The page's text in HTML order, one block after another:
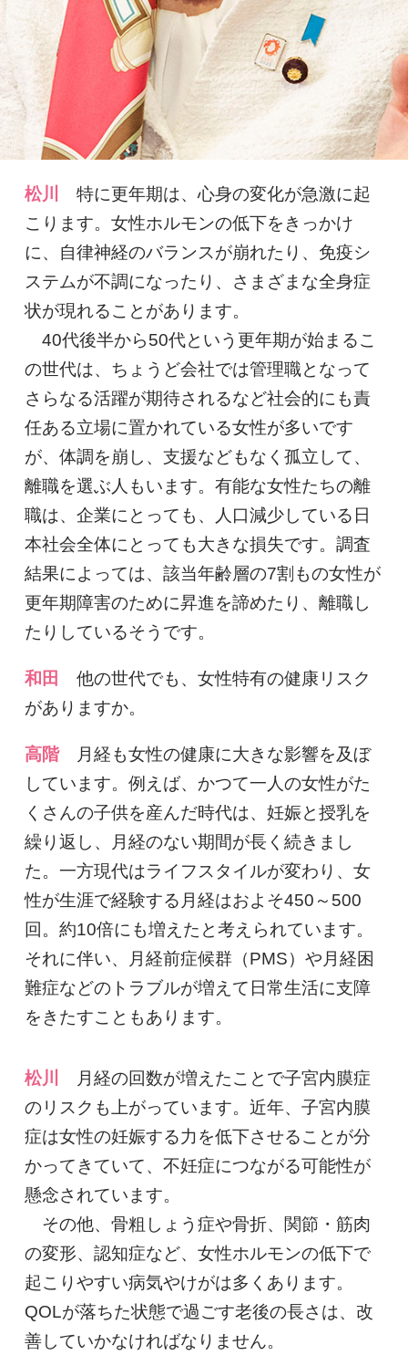
松川
特に更年期は、心身の変化が急激に起
こります。女性ホルモンの低下をきっかけ
に、自律神経のバランスが崩れたり、免疫シ
ステムが不調になったり、さまざまな全身症
状が現れることがあります。
40代後半から50代という更年期が始まるこ
の世代は、ちょうど会社では管理職となって
さらなる活躍が期待されるなど社会的にも責
任ある立場に置かれている女性が多いです
が、体調を崩し、支援などもなく孤立して、
離職を選ぶ人もいます。有能な女性たちの離
職は、企業にとっても、人口減少している日
本社会全体にとっても大きな損失です。調査
結果によっては、該当年齢層の7割もの女性が
更年期障害のために昇進を諦めたり、離職し
たりしているそうです。
和田
他の世代でも、女性特有の健康リスク
がありますか。
高階
月経も女性の健康に大きな影響を及ぼ
しています。例えば、かつて一人の女性がた
くさんの子供を産んだ時代は、妊娠と授乳を
繰り返し、月経のない期間が長く続きまし
た。一方現代はライフスタイルが変わり、女
性が生涯で経験する月経はおよそ450～500
回。約10倍にも増えたと考えられています。
それに伴い、月経前症候群（PMS）や月経困
難症などのトラブルが増えて日常生活に支障
をきたすこともあります。
松川
月経の回数が増えたことで子宮内膜症
のリスクも上がっています。近年、子宮内膜
症は女性の妊娠する力を低下させることが分
かってきていて、不妊症につながる可能性が
懸念されています。
その他、骨粗しょう症や骨折、関節・筋肉
の変形、認知症など、女性ホルモンの低下で
起こりやすい病気やけがは多くあります。
QOLが落ちた状態で過ごす老後の長さは、改
善していかなければなりません。